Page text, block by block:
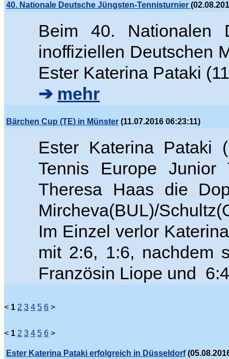
40. Nationale Deutsche Jüngsten-Tennisturnier
Beim 40. Nationalen
inoffiziellen Deutschen
Ester Katerina Pataki
➔ mehr
Bärchen Cup (TE) in Münster (11.07.2016 06:23:11)
Ester Katerina Pataki
Tennis Europe Junior
Theresa Haas die
Mircheva(BUL)/
Im Einzel verlor
mit 2:6, 1:6, nachdem
Französin Liope und
< 1 2 3 4 5 6 >
< 1 2 3 4 5 6 >
Ester Katerina Pataki erfolgreich in Düsseldorf